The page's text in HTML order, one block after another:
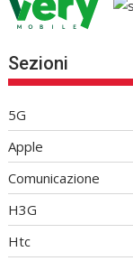
Sezioni
5G
Apple
Comunicazione
H3G
Htc